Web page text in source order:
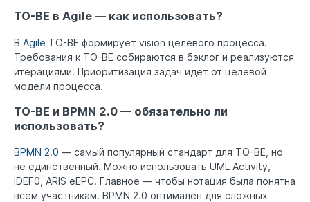
TO-BE в Agile — как использовать?
В Agile TO-BE формирует vision целевого процесса.
Требования к TO-BE собираются в бэклог и реализуются
итерациями. Приоритизация задач идёт от целевой
модели процесса.
TO-BE и BPMN 2.0 — обязательно ли
использовать?
BPMN 2.0 — самый популярный стандарт для TO-BE, но
не единственный. Можно использовать UML Activity,
IDEF0, ARIS eEPC. Главное — чтобы нотация была понятна
всем участникам. BPMN 2.0 оптимален для сложных